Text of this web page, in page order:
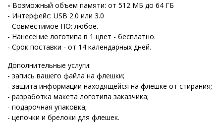
- Возможный объем памяти: от 512 МБ до 64 ГБ
- Интерфейс: USB 2.0 или 3.0
- Совместимое ПО: любое.
- Нанесение логотипа в 1 цвет - бесплатно.
- Срок поставки - от 14 календарных дней.
Дополнительные услуги:
- запись вашего файла на флешки;
- защита информации находящейся на флешке от стирания;
- разработка макета логотипа заказчика;
- подарочная упаковка;
- цепочки и брелоки для флешек.